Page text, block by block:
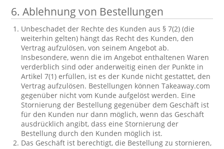
6. Ablehnung von Bestellungen
Unbeschadet der Rechte des Kunden aus § 7(2) (die
weiterhin gelten) hängt das Recht des Kunden, den
Vertrag aufzulösen, von seinem Angebot ab.
Insbesondere, wenn die im Angebot enthaltenen Waren
verderblich sind oder anderweitig einen der Punkte in
Artikel 7(1) erfüllen, ist es der Kunde nicht gestattet, den
Vertrag aufzulösen. Bestellungen können Takeaway.com
gegenüber nicht vom Kunde aufgelöst werden. Eine
Stornierung der Bestellung gegenüber dem Geschäft ist
für den Kunden nur dann möglich, wenn das Geschäft
ausdrücklich angibt, dass eine Stornierung der
Bestellung durch den Kunden möglich ist.
Das Geschäft ist berechtigt, die Bestellung zu stornieren,